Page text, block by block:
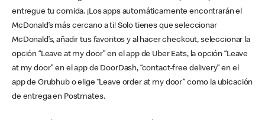
entregue tu comida. ¡Los apps automáticamente encontrarán el
McDonald’s más cercano a ti! Solo tienes que seleccionar
McDonald’s, añadir tus favoritos y al hacer checkout, seleccionar la
opción “Leave at my door” en el app de Uber Eats, la opción “Leave
at my door” en el app de DoorDash, “contact-free delivery” en el
app de Grubhub o elige “Leave order at my door” como la ubicación
de entrega en Postmates.